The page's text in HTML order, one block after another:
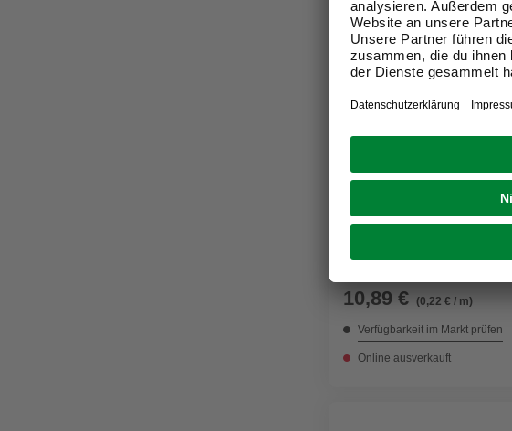
TESA
Universal«, schwarz,
14.4cm
10,89 € (0,22 € / m)
Verfügbarkeit im Markt prüfen
Online ausverkauft